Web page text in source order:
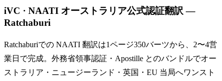
iVC · NAATI オーストラリア公式認証翻訳 —
Ratchaburi
Ratchaburiでの NAATI 翻訳は1ページ350バーツから、2〜4営
業日で完成。外務省領事認証・Apostille とのバンドルでオー
ストラリア・ニュージーランド・英国・EU 当局へワンスト